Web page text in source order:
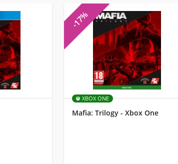
-17%
XBOX ONE
Mafia: Trilogy - Xbox One